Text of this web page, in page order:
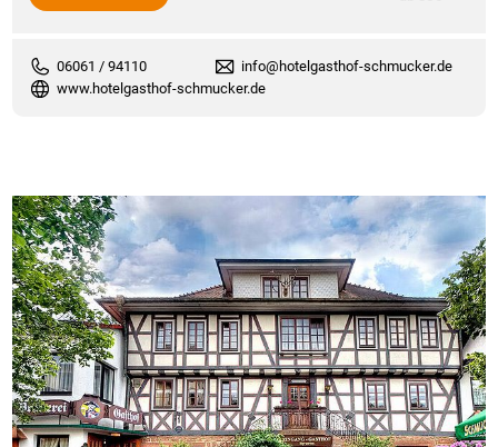
06061 / 94110
info@hotelgasthof-schmucker.de
www.hotelgasthof-schmucker.de